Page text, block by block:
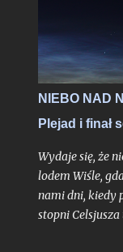
NIEBO NAD
Plejad i finał
Wydaje się, że
lodem Wiśle,
nami dni, kiedy
stopni Celsjusza